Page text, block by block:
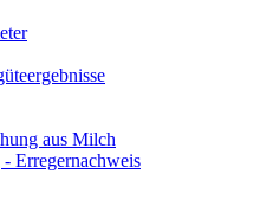
aus Milch
Erregernachweis